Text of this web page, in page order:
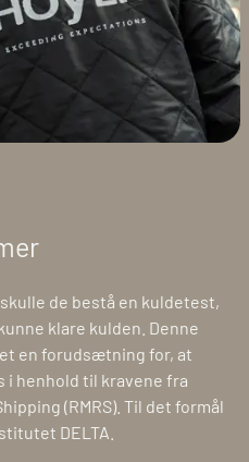
de bestå en kuldetest,
klare kulden. Denne
en forudsætning for, at
henhold til kravene fra
(RMRS). Til det formål
DELTA.